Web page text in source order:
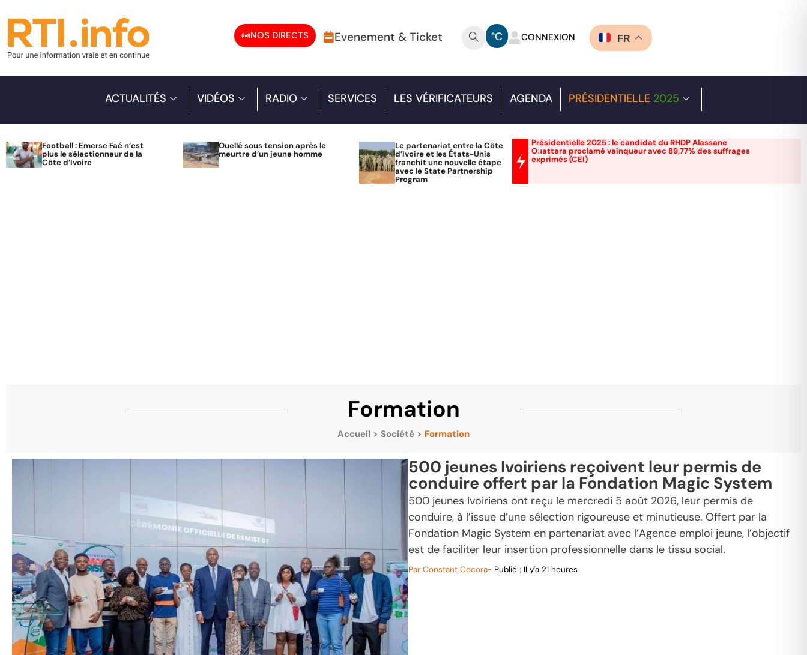
NOS DIRECTS Evenement & Ticket °C CONNEXION FR
ACTUALITÉS VIDÉOS RADIO SERVICES LES VÉRIFICATEURS AGENDA PRÉSIDENTIELLE 2025
Football : Emerse Faé n’est
plus le sélectionneur de la
Côte d’Ivoire
Ouellé sous tension après le
meurtre d’un jeune homme
Le partenariat entre la Côte
d’Ivoire et les États-Unis
franchit une nouvelle étape
avec le State Partnership
Program
Présidentielle 2025 : le candidat du RHDP Alassane
Ouattara proclamé vainqueur avec 89,77% des suffrages
exprimés (CEI)
Formation
Accueil > Société > Formation
500 jeunes Ivoiriens reçoivent leur permis de
conduire offert par la Fondation Magic System
500 jeunes Ivoiriens ont reçu le mercredi 5 août 2026, leur permis de
conduire, à l’issue d’une sélection rigoureuse et minutieuse. Offert par la
Fondation Magic System en partenariat avec l’Agence emploi jeune, l’objectif
est de faciliter leur insertion professionnelle dans le tissu social.
ParConstant Cocora- Publié : Il y'a 21 heures